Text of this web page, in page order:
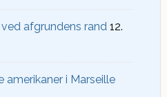
afgrundens rand 12.
amerikaner i Marseille